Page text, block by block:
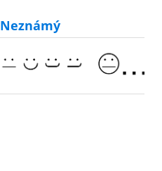
Neznámý